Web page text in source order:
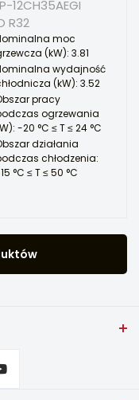
12CH35AEGI
R32
moc
(kW): 3.81
wydajność
(kW): 3.52
pracy
ogrzewania
-20 °C ≤ T ≤ 24 °C
działania
chłodzenia:
°C ≤ T ≤ 50 °C